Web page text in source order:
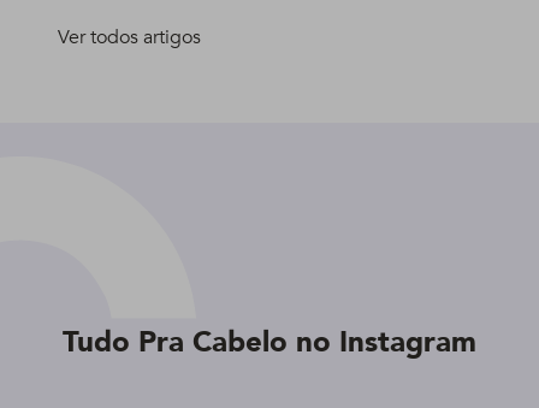
Ver todos artigos
Tudo Pra Cabelo no Instagram